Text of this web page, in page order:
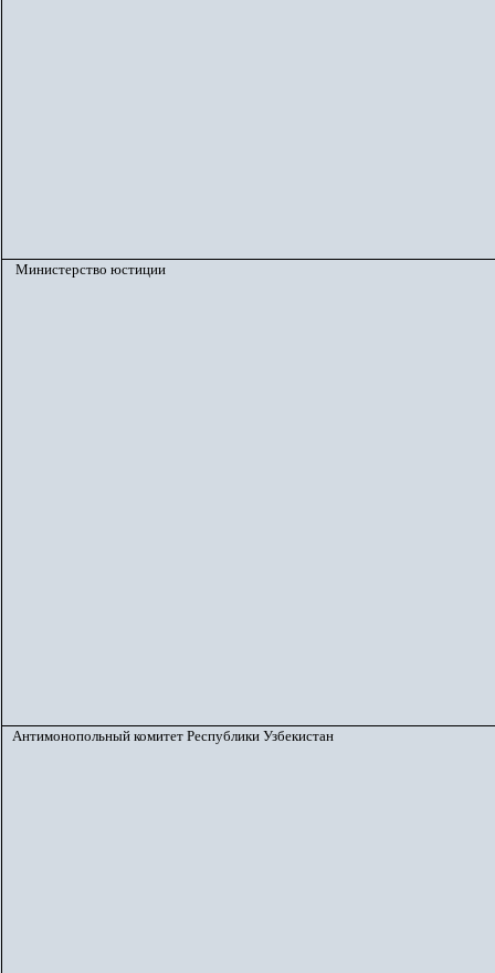
Министерство юстиции
Антимонопольный комитет Республики Узбекистан